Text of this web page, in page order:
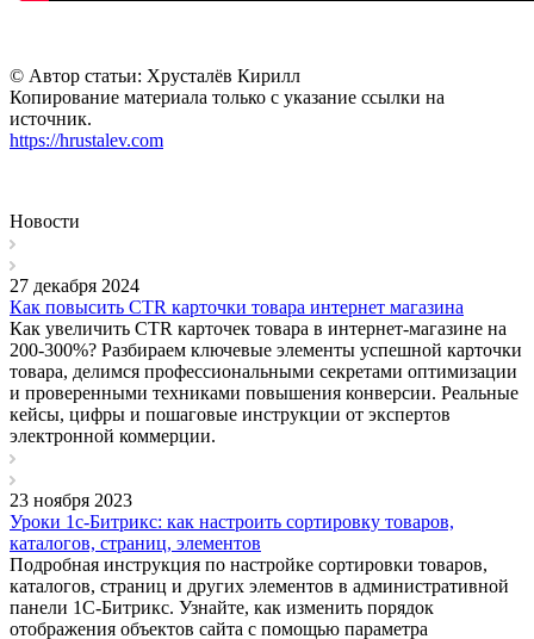
© Автор статьи: Хрусталёв Кирилл
Копирование материала только с указание ссылки на
источник.
https://hrustalev.com
Новости
27 декабря 2024
Как повысить CTR карточки товара интернет магазина
Как увеличить CTR карточек товара в интернет-магазине на
200-300%? Разбираем ключевые элементы успешной карточки
товара, делимся профессиональными секретами оптимизации
и проверенными техниками повышения конверсии. Реальные
кейсы, цифры и пошаговые инструкции от экспертов
электронной коммерции.
23 ноября 2023
Уроки 1с-Битрикс: как настроить сортировку товаров,
каталогов, страниц, элементов
Подробная инструкция по настройке сортировки товаров,
каталогов, страниц и других элементов в административной
панели 1С-Битрикс. Узнайте, как изменить порядок
отображения объектов сайта с помощью параметра